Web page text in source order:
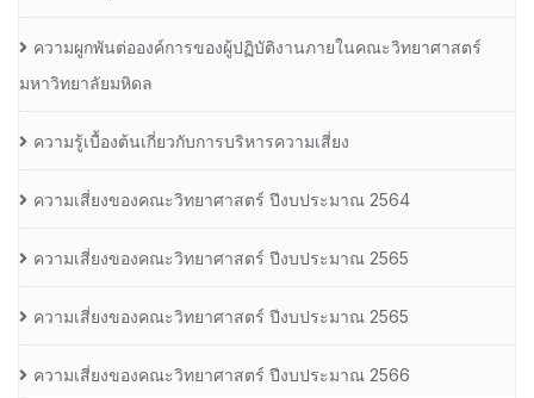
ความผูกพันต่อองค์การของผู้ปฏิบัติงานภายในคณะวิทยาศาสตร์
มหาวิทยาลัยมหิดล
ความรู้เบื้องต้นเกี่ยวกับการบริหารความเสี่ยง
ความเสี่ยงของคณะวิทยาศาสตร์ ปีงบประมาณ 2564
ความเสี่ยงของคณะวิทยาศาสตร์ ปีงบประมาณ 2565
ความเสี่ยงของคณะวิทยาศาสตร์ ปีงบประมาณ 2565
ความเสี่ยงของคณะวิทยาศาสตร์ ปีงบประมาณ 2566